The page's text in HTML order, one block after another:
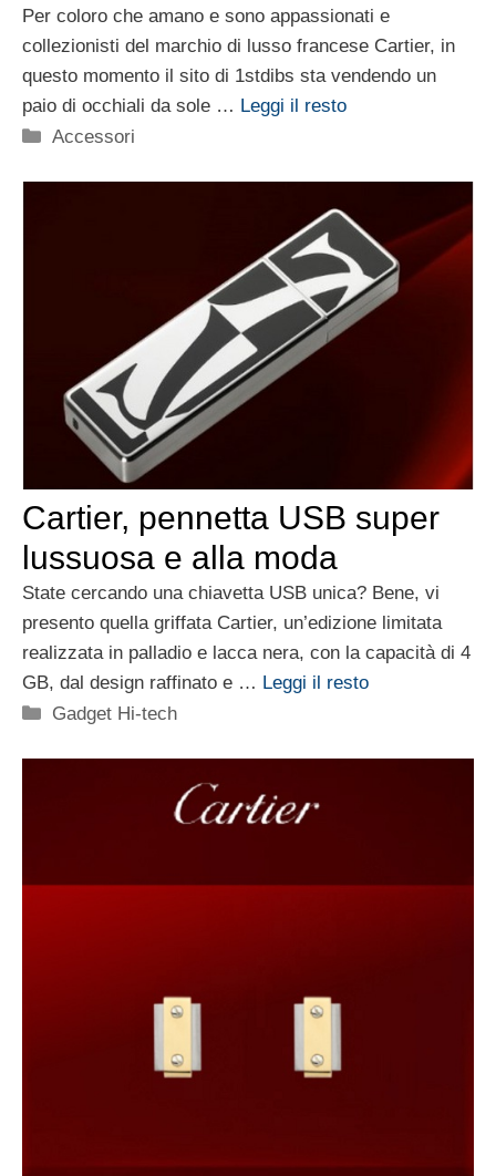
Per coloro che amano e sono appassionati e
collezionisti del marchio di lusso francese Cartier, in
questo momento il sito di 1stdibs sta vendendo un
paio di occhiali da sole … Leggi il resto
Categorie
Accessori
Cartier, pennetta USB super
lussuosa e alla moda
State cercando una chiavetta USB unica? Bene, vi
presento quella griffata Cartier, un’edizione limitata
realizzata in palladio e lacca nera, con la capacità di 4
GB, dal design raffinato e … Leggi il resto
Categorie
Gadget Hi-tech